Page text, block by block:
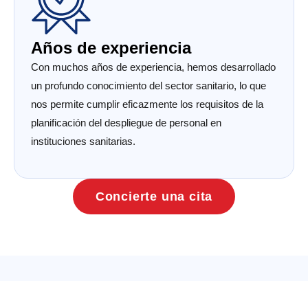
Años de experiencia
Con muchos años de experiencia, hemos desarrollado
un profundo conocimiento del sector sanitario, lo que
nos permite cumplir eficazmente los requisitos de la
planificación del despliegue de personal en
instituciones sanitarias.
Concierte una cita